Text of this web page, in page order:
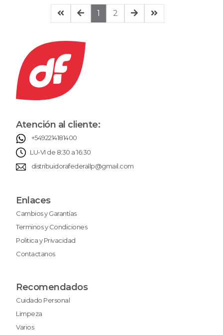
1 2
Atención al cliente:
+5492214181400
LU-VI de 8:30 a 16:30
distribuidorafederallp@gmail.com
Enlaces
Cambios y Garantías
Terminos y Condiciones
Politica y Privacidad
Contactanos
Recomendados
Cuidado Personal
Limpeza
Varios